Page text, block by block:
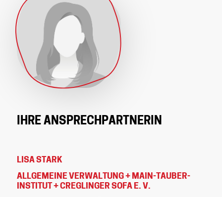
IHRE ANSPRECHPARTNERIN
LISA STARK
ALLGEMEINE VERWALTUNG + MAIN-TAUBER-
INSTITUT + CREGLINGER SOFA E. V.